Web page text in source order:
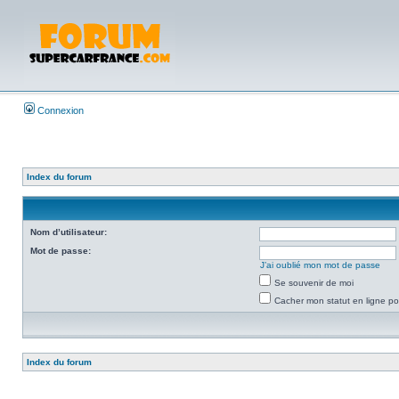
Connexion
Index du forum
Nom d’utilisateur:
Mot de passe:
J’ai oublié mon mot de passe
Se souvenir de moi
Cacher mon statut en ligne
Index du forum